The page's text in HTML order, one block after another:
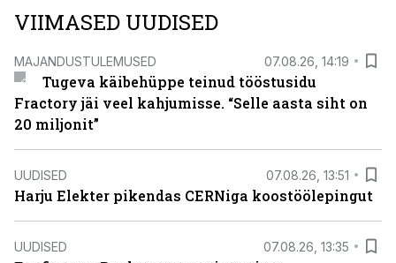
VIIMASED UUDISED
MAJANDUSTULEMUSED 07.08.26, 14:19
Tugeva käibehüppe teinud tööstusidu
Fractory jäi veel kahjumisse. “Selle aasta siht on
20 miljonit”
UUDISED 07.08.26, 13:51
Harju Elekter pikendas CERNiga koostöölepingut
UUDISED 07.08.26, 13:35